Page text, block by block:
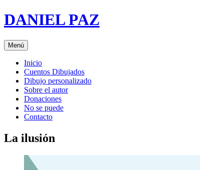
Saltar
al
DANIEL PAZ
Menú
Inicio
Cuentos Dibujados
Dibujo personalizado
Sobre el autor
Donaciones
No se puede
Contacto
La ilusión